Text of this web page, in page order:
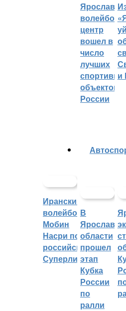
центр
вошел в
число
лучших
объектов
России
и
Иранский
волейболист
Мобин
Насри покинет
российскую
Суперлигу
В
области
прошел
этап
Кубка
России
по
ралли